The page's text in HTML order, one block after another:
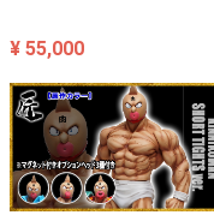
¥ 55,000